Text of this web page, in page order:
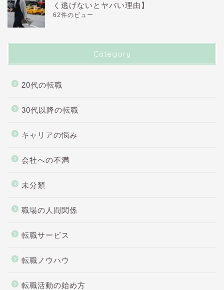
く逃げないとヤバい理由】
62件のビュー
Category
20代の転職
30代以降の転職
キャリアの悩み
会社への不満
未分類
職場の人間関係
転職サービス
転職ノウハウ
転職活動の始め方